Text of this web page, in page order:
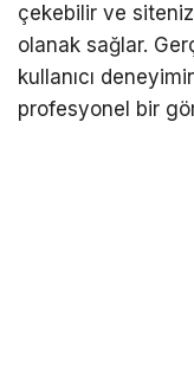
çekebilir ve
olanak sağlar.
kullanıcı
profesyonel bir